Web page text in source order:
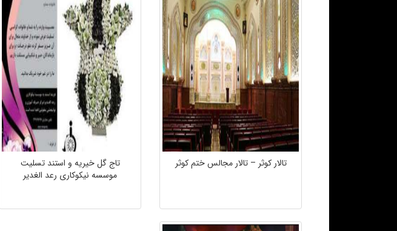
تالار کوثر – تالار مجالس ختم کوثر
تاج گل خیریه و استند تسلیت
موسسه نیکوکاری رعد الغدیر